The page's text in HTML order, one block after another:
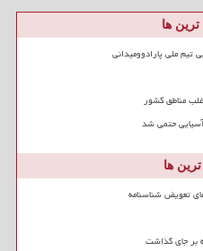
ترین ها
تیم ملی پارادوومیدانی
مناطق کشور
حتمی شد
ها
تعویض شناسنامه